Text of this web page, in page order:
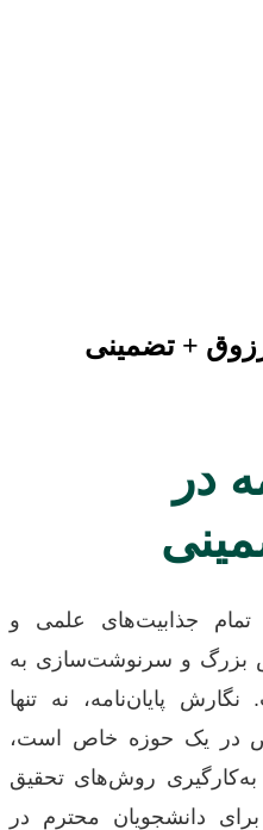
+ تضمینی
در
تمام جذابیت‌های علمی و
بزرگ و سرنوشت‌سازی به
پایان‌نامه، نه تنها
در یک حوزه خاص است،
به‌کارگیری روش‌های تحقیق
دانشجویان محترم در